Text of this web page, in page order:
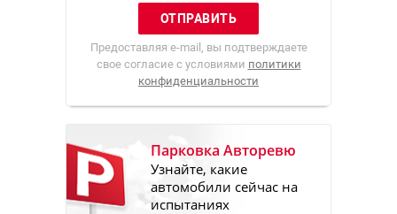
Предоставляя e-mail, вы подтверждаете
свое согласие с условиями политики
конфиденциальности
Парковка Авторевю
Узнайте, какие
автомобили сейчас на
испытаниях